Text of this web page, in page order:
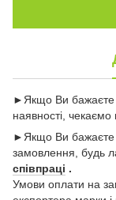
►Якщо Ви бажаєте
наявності, чекаємо
►Якщо Ви бажаєте
замовлення, будь
співпраці .
Умови оплати на